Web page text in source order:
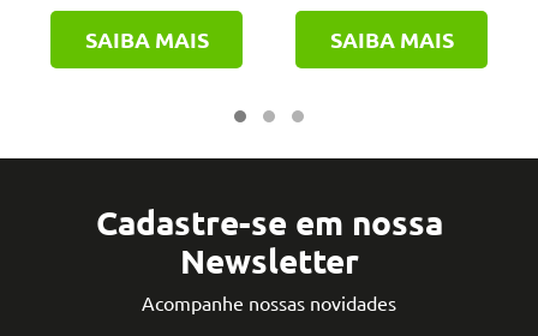
SAIBA MAIS SAIBA MAIS
Cadastre-se em nossa
Newsletter
Acompanhe nossas novidades